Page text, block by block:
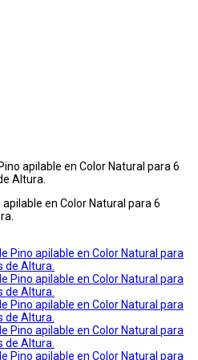
apilable en Color Natural para 6
Altura.